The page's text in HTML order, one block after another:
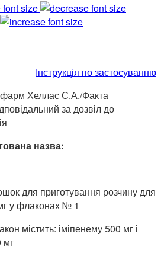
size
Інструкція по застосуванню
Хеллас С.А./Факта
за дозвіл до
назва:
для приготування розчину для
у флаконах № 1
містить: іміпенему 500 мг і
мг